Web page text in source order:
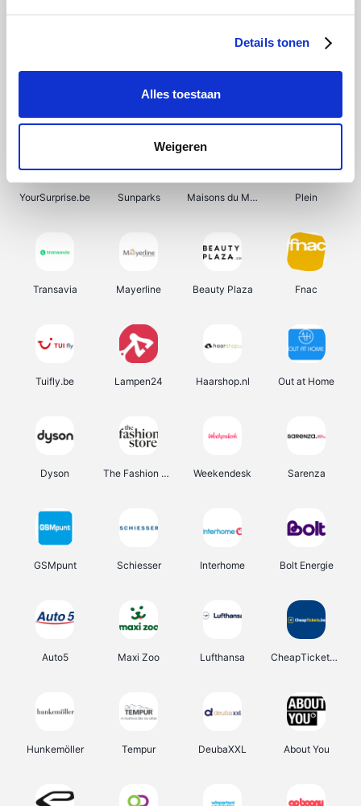
Details tonen
Alles toestaan
Weigeren
Shein Get Your Guide Bergfreunde Pazzox
YourSurprise.be Sunparks Maisons du Monde Plein
Transavia Mayerline Beauty Plaza Fnac
Tuifly.be Lampen24 Haarshop.nl Out at Home
Dyson The Fashion Store Weekendesk Sarenza
GSMpunt Schiesser Interhome Bolt Energie
Auto5 Maxi Zoo Lufthansa CheapTickets.be
Hunkemöller Tempur DeubaXXL About You